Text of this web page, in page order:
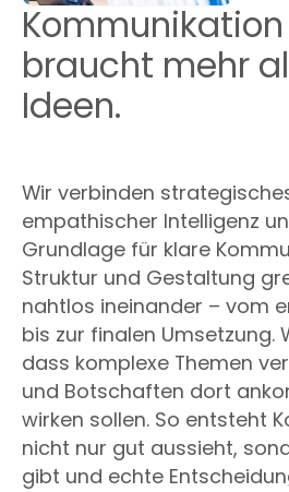
Kommunikation
braucht mehr
Ideen.
Wir verbinden
empathischer Intelligenz
Grundlage für klare
Struktur und Gestaltung
nahtlos ineinander – vom
bis zur finalen Umsetzung.
dass komplexe Themen
und Botschaften dort
wirken sollen. So entsteht
nicht nur gut aussieht,
gibt und echte